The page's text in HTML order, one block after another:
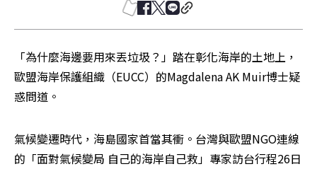
「為什麼海邊要用來丟垃圾？」踏在彰化海岸的土地上，
歐盟海岸保護組織（EUCC）的Magdalena AK Muir博士疑
惑問道。
氣候變遷時代，海島國家首當其衝。台灣與歐盟NGO連線
的「面對氣候變局 自己的海岸自己救」專家訪台行程26日